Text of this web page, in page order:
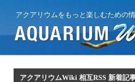
アクアリウムをもっと楽しむための
アクアリウムWiki 相互RSS 新着記